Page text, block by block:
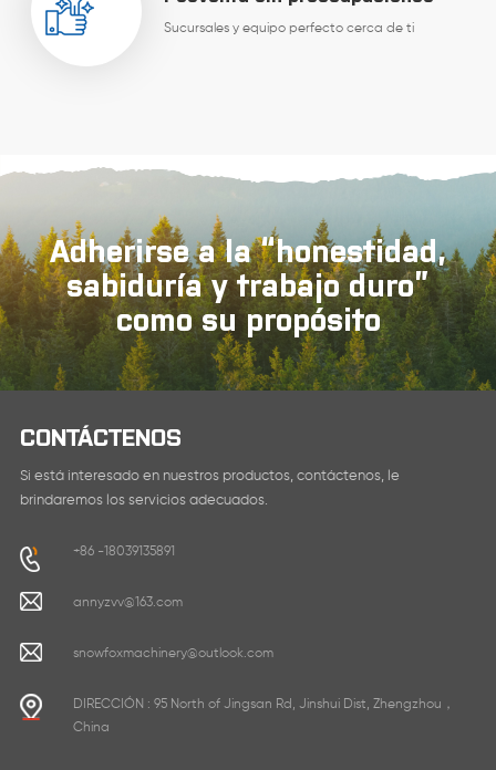
Sucursales y equipo perfecto cerca de ti
Adherirse a la “honestidad,
sabiduría y trabajo duro”
como su propósito
CONTÁCTENOS
Si está interesado en nuestros productos, contáctenos, le
brindaremos los servicios adecuados.
+86 -18039135891
annyzvv@163.com
snowfoxmachinery@outlook.com
DIRECCIÓN : 95 North of Jingsan Rd, Jinshui Dist, Zhengzhou，
China